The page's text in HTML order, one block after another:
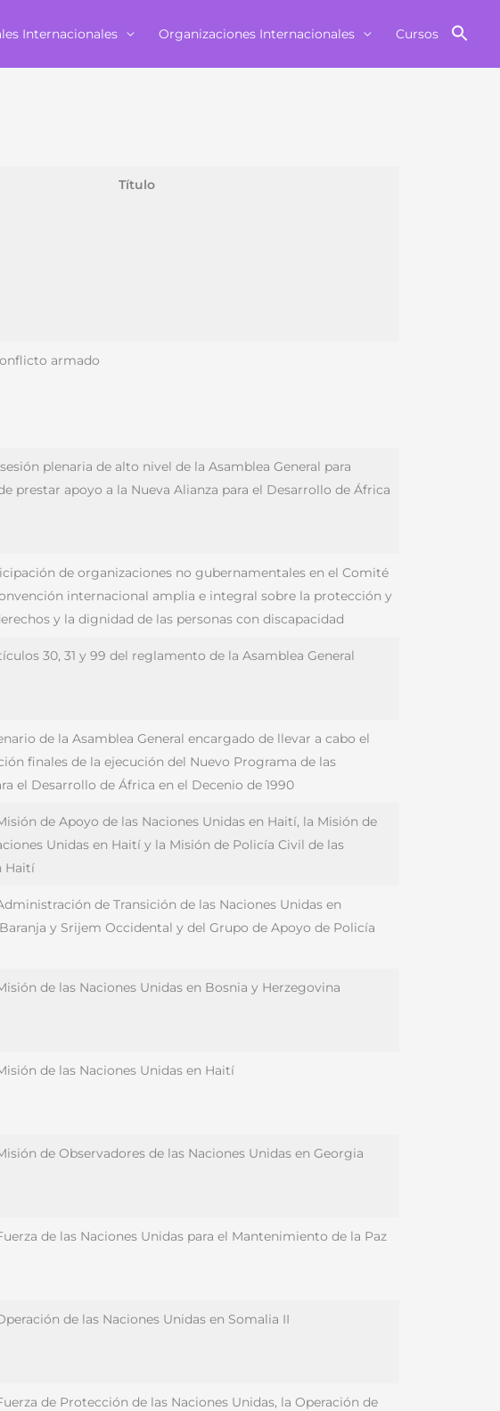
Internacionales Organizaciones Internacionales Cursos
Título
armado
plenaria de alto nivel de la Asamblea General para
prestar apoyo a la Nueva Alianza para el Desarrollo de África
de organizaciones no gubernamentales en el Comité
internacional amplia e integral sobre la protección y
y la dignidad de las personas con discapacidad
30, 31 y 99 del reglamento de la Asamblea General
de la Asamblea General encargado de llevar a cabo el
finales de la ejecución del Nuevo Programa de las
el Desarrollo de África en el Decenio de 1990
de Apoyo de las Naciones Unidas en Haití, la Misión de
Unidas en Haití y la Misión de Policía Civil de las
Haití
de Transición de las Naciones Unidas en
y Srijem Occidental y del Grupo de Apoyo de Policía
de las Naciones Unidas en Bosnia y Herzegovina
de las Naciones Unidas en Haití
de Observadores de las Naciones Unidas en Georgia
de las Naciones Unidas para el Mantenimiento de la Paz
de las Naciones Unidas en Somalia II
de Protección de las Naciones Unidas, la Operación de